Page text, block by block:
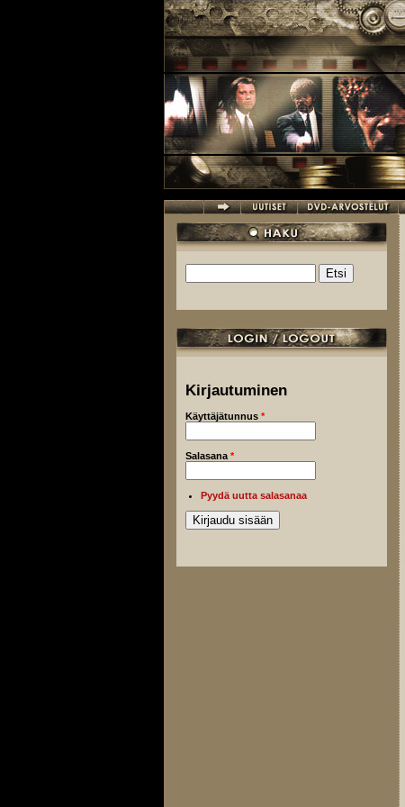
Hakulomake
Kirjautuminen
Käyttäjätunnus *
Salasana *
Pyydä uutta salasanaa